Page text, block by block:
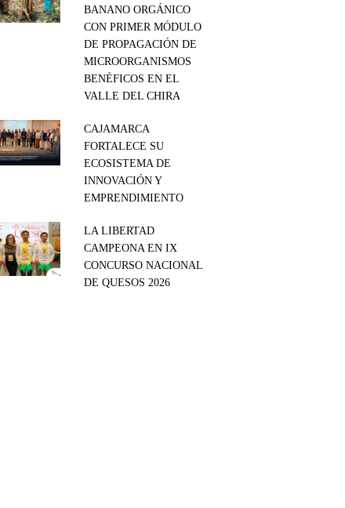
BANANO ORGÁNICO
CON PRIMER MÓDULO
DE PROPAGACIÓN DE
MICROORGANISMOS
BENÉFICOS EN EL
VALLE DEL CHIRA
CAJAMARCA
FORTALECE SU
ECOSISTEMA DE
INNOVACIÓN Y
EMPRENDIMIENTO
LA LIBERTAD
CAMPEONA EN IX
CONCURSO NACIONAL
DE QUESOS 2026